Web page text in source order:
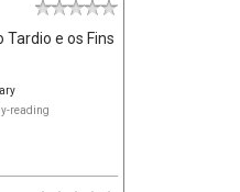
Tardio e os Fins
reading